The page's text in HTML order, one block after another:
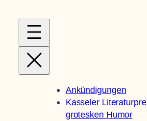
Inhalt
springen
Ankündigungen
Kasseler
grotesken Humor